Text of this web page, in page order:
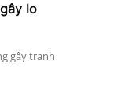
lo
gây tranh